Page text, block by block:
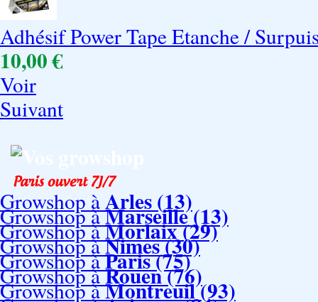
Adhésif Power Tape Etanche /
10,00 €
Voir
Suivant
Growshop àArles (13)
Growshop àMarseille (13)
Growshop àMorlaix (29)
Growshop àNimes (30)
Growshop àParis (75)
Growshop àRouen (76)
Growshop àMontreuil (93)